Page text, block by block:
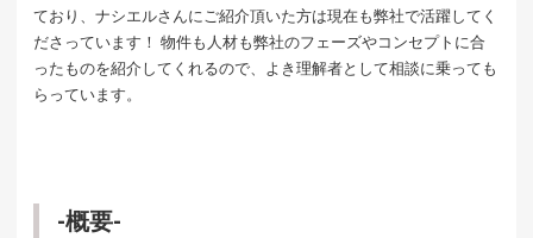
ており、ナシエルさんにご紹介頂いた方は現在も弊社で活躍してく
ださっています！ 物件も人材も弊社のフェーズやコンセプトに合
ったものを紹介してくれるので、よき理解者として相談に乗っても
らっています。
-概要-